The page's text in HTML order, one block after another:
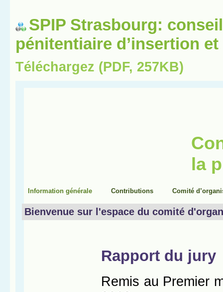
SPIP Strasbourg:
pénitentiaire d’insertion
Téléchargez (PDF, 257KB)